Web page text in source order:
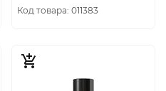
Код товара: 011383